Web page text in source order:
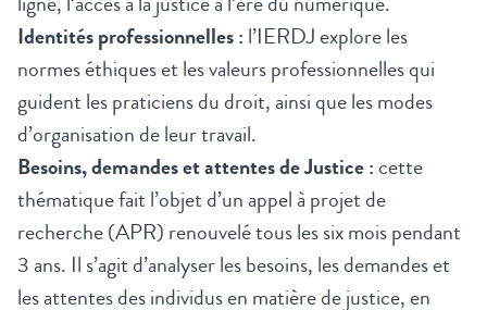
Identités professionnelles : l’IERDJ explore les
normes éthiques et les valeurs professionnelles qui
guident les praticiens du droit, ainsi que les modes
d’organisation de leur travail.
Besoins, demandes et attentes de Justice :cette
thématique fait l’objet d’un appel à projet de
recherche (APR) renouvelé tous les six mois pendant
3 ans. Il s’agit d’analyser les besoins, les demandes et
les attentes des individus en matière de justice, en